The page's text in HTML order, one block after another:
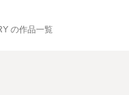
の作品一覧